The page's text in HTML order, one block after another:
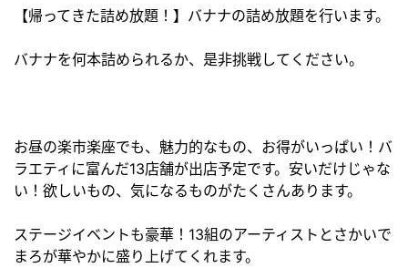
【帰ってきた詰め放題！】バナナの詰め放題を行います。
バナナを何本詰められるか、是非挑戦してください。
お昼の楽市楽座でも、魅力的なもの、お得がいっぱい！バ
ラエティに富んだ13店舗が出店予定です。安いだけじゃな
い！欲しいもの、気になるものがたくさんあります。
ステージイベントも豪華！13組のアーティストとさかいで
まろが華やかに盛り上げてくれます。